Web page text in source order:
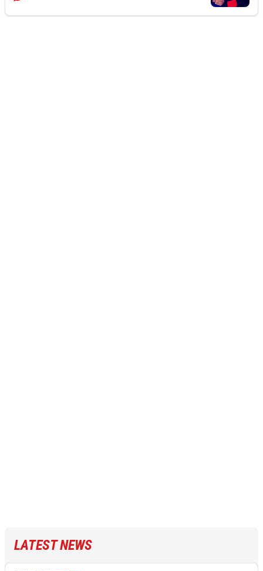
LATEST NEWS